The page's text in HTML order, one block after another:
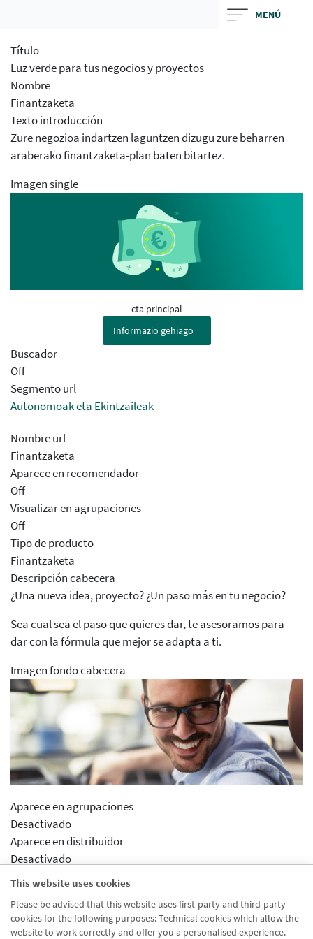
This website uses cookies
Please be advised that this website uses first-party and third-party
cookies for the following purposes: Technical cookies which allow the
website to work correctly and offer you a personalised experience.
contentt
MENÚ
Título
Luz verde para tus negocios y proyectos
Nombre
Finantzaketa
Texto introducción
Zure negozioa indartzen laguntzen dizugu zure beharren
araberako finantzaketa-plan baten bitartez.
Imagen single
cta principal
Informazio gehiago
Buscador
Off
Segmento url
Autonomoak eta Ekintzaileak
Nombre url
Finantzaketa
Aparece en recomendador
Off
Visualizar en agrupaciones
Off
Tipo de producto
Finantzaketa
Descripción cabecera
¿Una nueva idea, proyecto? ¿Un paso más en tu negocio?
Sea cual sea el paso que quieres dar, te asesoramos para
dar con la fórmula que mejor se adapta a ti.
Imagen fondo cabecera
Aparece en agrupaciones
Desactivado
Aparece en distribuidor
Desactivado
Segmento venta cruzada
Activar previsualizcion